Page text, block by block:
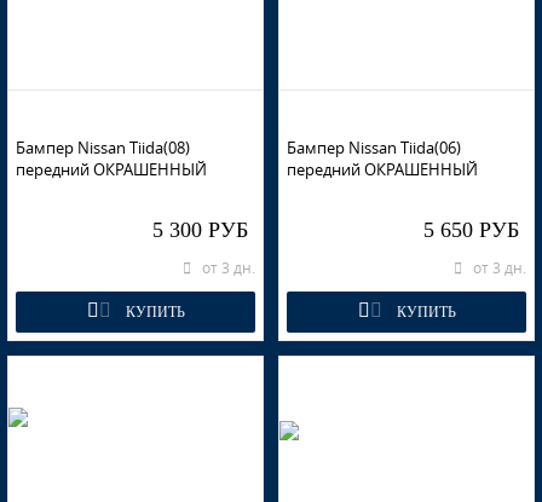
Бампер Nissan Tiida(08)
передний ОКРАШЕННЫЙ
5 300 РУБ
от 3 дн.
КУПИТЬ
Бампер Nissan Tiida(06)
передний ОКРАШЕННЫЙ
5 650 РУБ
от 3 дн.
КУПИТЬ